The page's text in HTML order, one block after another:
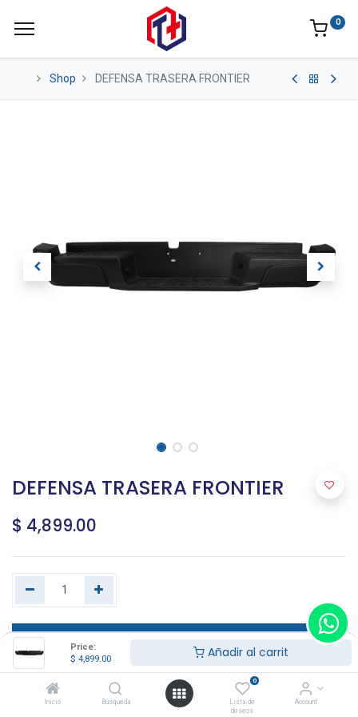
Price:
$ 4,899.00 Añadir al carrit
Inicio Búsqueda
0
Lista de
deseos
Account
0
Shop DEFENSA TRASERA FRONTIER
DEFENSA TRASERA FRONTIER
$ 4,899.00
Agregar al carrito
Terms and Conditions